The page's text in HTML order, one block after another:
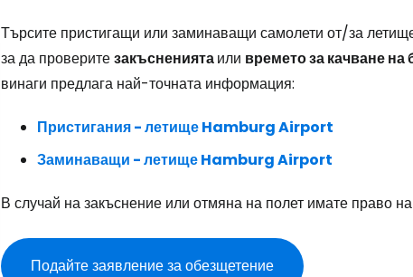
Търсите пристигащи или заминаващи самолети от/за
за да проверитезакъснениятаили времето за качване на
винаги предлага най-точната информация:
Пристигания - летище Hamburg Airport
Заминаващи - летище Hamburg Airport
В случай на закъснение или отмяна на полет имате право
Подайте заявление за обезщетение
Влезте в
... световната общност на туристите